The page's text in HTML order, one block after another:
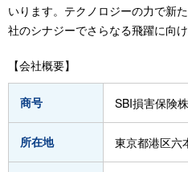
いります。テクノロジーの力で新
社のシナジーでさらなる飛躍に向
【会社概要】
商号 SBI損害保険
所在地 東京都港区六